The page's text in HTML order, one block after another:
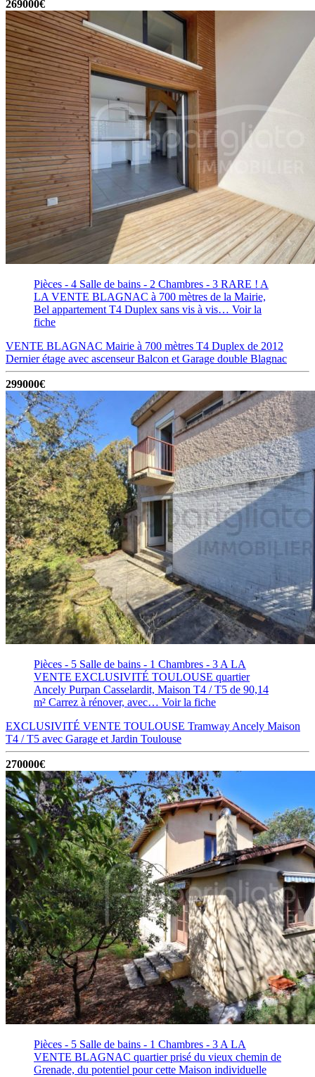
269000€
Pièces - 4 Salle de bains - 2 Chambres - 3 RARE ! A
LA VENTE BLAGNAC à 700 mètres de la Mairie,
Bel appartement T4 Duplex sans vis à vis… Voir la
fiche
VENTE BLAGNAC Mairie à 700 mètres T4 Duplex de 2012
Dernier étage avec ascenseur Balcon et Garage double Blagnac
299000€
Pièces - 5 Salle de bains - 1 Chambres - 3 A LA
VENTE EXCLUSIVITÉ TOULOUSE quartier
Ancely Purpan Casselardit, Maison T4 / T5 de 90,14
m² Carrez à rénover, avec… Voir la fiche
EXCLUSIVITÉ VENTE TOULOUSE Tramway Ancely Maison
T4 / T5 avec Garage et Jardin Toulouse
270000€
Pièces - 5 Salle de bains - 1 Chambres - 3 A LA
VENTE BLAGNAC quartier prisé du vieux chemin de
Grenade, du potentiel pour cette Maison individuelle